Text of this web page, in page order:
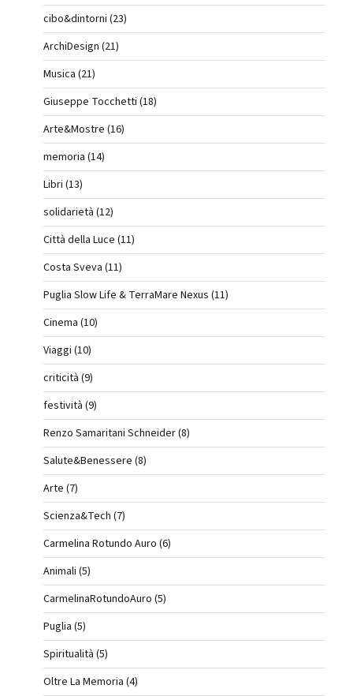
cibo&dintorni (23)
ArchiDesign (21)
Musica (21)
Giuseppe Tocchetti (18)
Arte&Mostre (16)
memoria (14)
Libri (13)
solidarietà (12)
Città della Luce (11)
Costa Sveva (11)
Puglia Slow Life & TerraMare Nexus (11)
Cinema (10)
Viaggi (10)
criticità (9)
festività (9)
Renzo Samaritani Schneider (8)
Salute&Benessere (8)
Arte (7)
Scienza&Tech (7)
Carmelina Rotundo Auro (6)
Animali (5)
CarmelinaRotundoAuro (5)
Puglia (5)
Spiritualità (5)
Oltre La Memoria (4)